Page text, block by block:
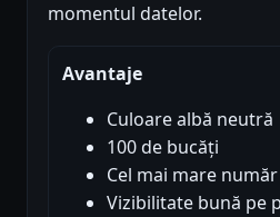
momentul datelor.
Avantaje
Culoare albă neutră
100 de bucăți
Cel mai mare
Vizibilitate bună pe